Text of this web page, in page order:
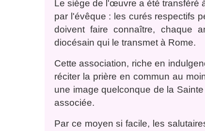
Le siège de l'œuvre a été transféré
par l'évêque : les curés respectifs
doivent faire connaître, chaque
diocésain qui le transmet à Rome.
Cette association, riche en
réciter la prière en commun au
une image quelconque de la
associée.
Par ce moyen si facile, les